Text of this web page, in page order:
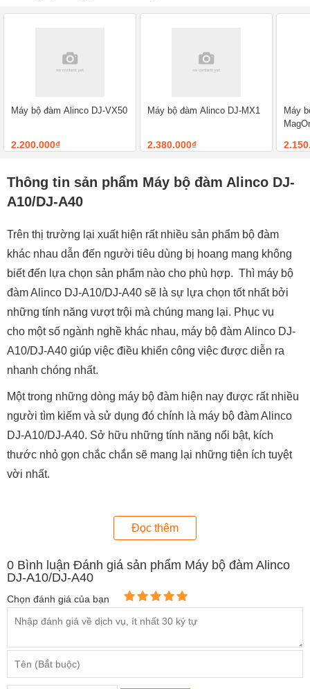
Máy bộ đàm Alinco DJ-VX50
2.200.000₫
Máy bộ đàm Alinco DJ-MX1
2.380.000₫
Máy
Thông tin sản phẩm Máy bộ đàm Alinco DJ-
A10/DJ-A40
Trên thị trường lại xuất hiện rất nhiều sản phẩm bộ đàm
khác nhau dẫn đến người tiêu dùng bị hoang mang không
biết đến lựa chọn sản phẩm nào cho phù hợp. Thì máy bộ
đàm Alinco DJ-A10/DJ-A40 sẽ là sự lựa chọn tốt nhất bởi
những tính năng vượt trội mà chúng mang lại. Phục vụ
cho một số ngành nghề khác nhau, máy bộ đàm Alinco DJ-
A10/DJ-A40 giúp việc điều khiển công việc được diễn ra
nhanh chóng nhất.
Một trong những dòng máy bộ đàm hiện nay được rất nhiều
người tìm kiếm và sử dụng đó chính là máy bộ đàm Alinco
DJ-A10/DJ-A40. Sở hữu những tính năng nổi bật, kích
thước nhỏ gọn chắc chắn sẽ mang lại những tiện ích tuyệt
vời nhất.
Đọc thêm
0 Bình luận Đánh giá sản phẩm Máy bộ đàm Alinco
DJ-A10/DJ-A40
Chọn đánh giá của bạn